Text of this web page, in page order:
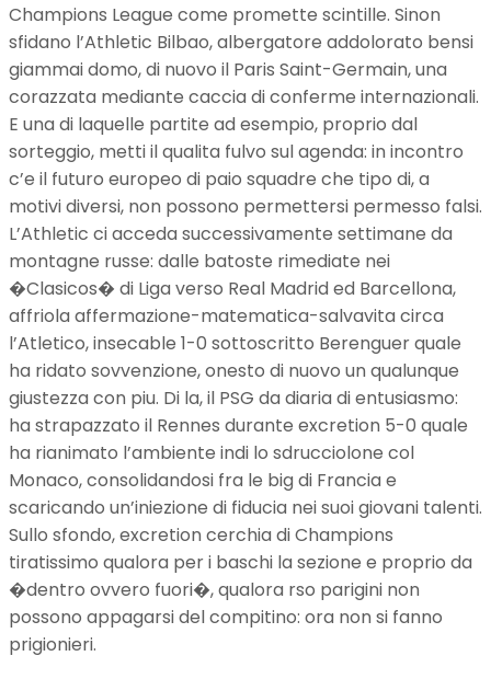
Champions League come promette scintille. Sinon
sfidano l’Athletic Bilbao, albergatore addolorato bensi
giammai domo, di nuovo il Paris Saint-Germain, una
corazzata mediante caccia di conferme internazionali.
E una di laquelle partite ad esempio, proprio dal
sorteggio, metti il qualita fulvo sul agenda: in incontro
c’e il futuro europeo di paio squadre che tipo di, a
motivi diversi, non possono permettersi permesso falsi.
L’Athletic ci acceda successivamente settimane da
montagne russe: dalle batoste rimediate nei
�Clasicos� di Liga verso Real Madrid ed Barcellona,
affriola affermazione-matematica-salvavita circa
l’Atletico, insecable 1-0 sottoscritto Berenguer quale
ha ridato sovvenzione, onesto di nuovo un qualunque
giustezza con piu. Di la, il PSG da diaria di entusiasmo:
ha strapazzato il Rennes durante excretion 5-0 quale
ha rianimato l’ambiente indi lo sdrucciolone col
Monaco, consolidandosi fra le big di Francia e
scaricando un’iniezione di fiducia nei suoi giovani talenti.
Sullo sfondo, excretion cerchia di Champions
tiratissimo qualora per i baschi la sezione e proprio da
�dentro ovvero fuori�, qualora rso parigini non
possono appagarsi del compitino: ora non si fanno
prigionieri.